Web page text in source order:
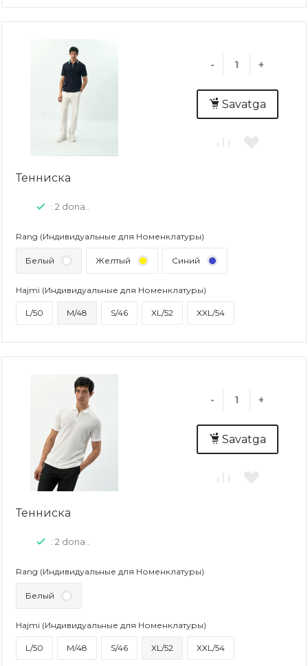
- +
Savatga
Тенниска
: 2 dona..
Rang (Индивидуальные для Номенклатуры)
Белый Желтый Синий
Hajmi (Индивидуальные для Номенклатуры)
L/50 M/48 S/46 XL/52 XXL/54
- +
Savatga
Тенниска
: 2 dona..
Rang (Индивидуальные для Номенклатуры)
Белый
Hajmi (Индивидуальные для Номенклатуры)
L/50 M/48 S/46 XL/52 XXL/54